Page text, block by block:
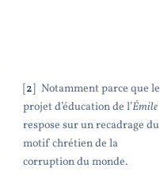
2
Notamment parce que le
projet d’éducation de l’Émile
respose sur un recadrage du
motif chrétien de la
corruption du monde.